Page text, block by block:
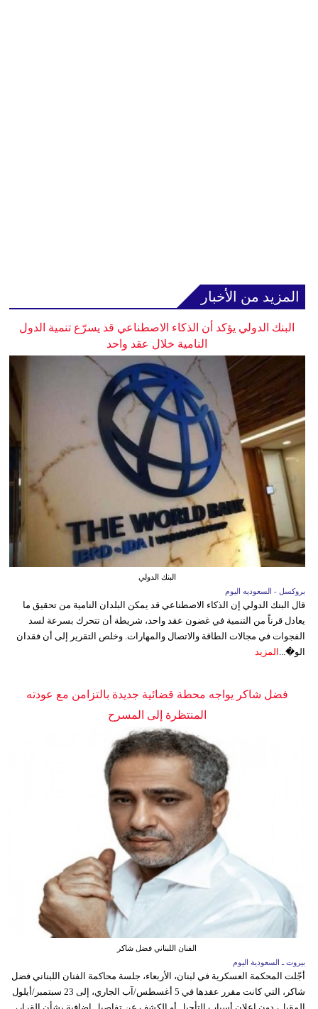
المزيد من الأخبار
البنك الدولي يؤكد أن الذكاء الاصطناعي قد يسرّع تنمية الدول
النامية خلال عقد واحد
البنك الدولي
بروكسل - السعوديه اليوم
قال البنك الدولي إن الذكاء الاصطناعي قد يمكن البلدان النامية من تحقيق ما
يعادل قرناً من التنمية في غضون عقد واحد، شريطة أن تتحرك بسرعة لسد
الفجوات في مجالات الطاقة والاتصال والمهارات. وخلص التقرير إلى أن فقدان
الو�... المزيد
فضل شاكر يواجه محطة قضائية جديدة بالتزامن مع عودته
المنتظرة إلى المسرح
الفنان اللبناني فضل شاكر
بيروت ـ السعودية اليوم
أجّلت المحكمة العسكرية في لبنان، الأربعاء، جلسة محاكمة الفنان اللبناني فضل
شاكر، التي كانت مقرر عقدها في 5 أغسطس/آب الجاري، إلى 23 سبتمبر/أيلول